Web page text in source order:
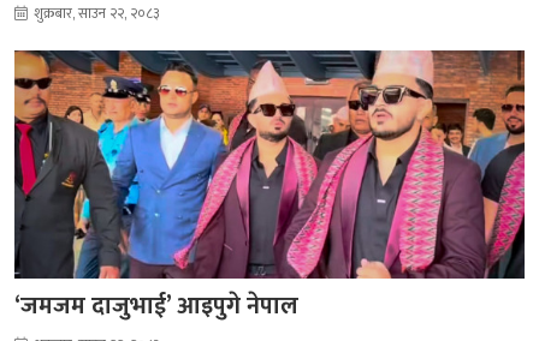
शुक्रबार, साउन २२, २०८३
‘जमजम दाजुभाई’ आइपुगे नेपाल